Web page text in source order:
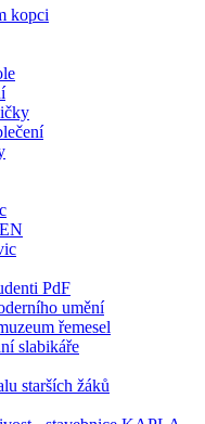
kopci
PdF
umění
řemesel
slabikáře
starších žáků